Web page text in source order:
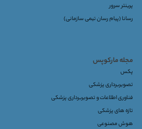
پرینتر سرور
رسانا (پیام رسان تیمی سازمانی)
مجله مارکوپس
پکس
تصویربرداری پزشکی
فناوری اطلاعات و تصویربرداری پزشکی
تازه های پزشکی
هوش مصنوعی